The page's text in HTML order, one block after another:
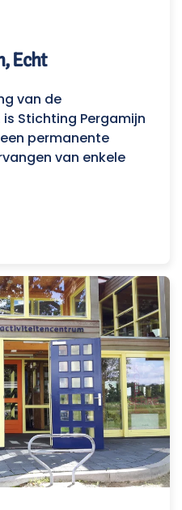
Echt
van de
Stichting Pergamijn
permanente
van enkele